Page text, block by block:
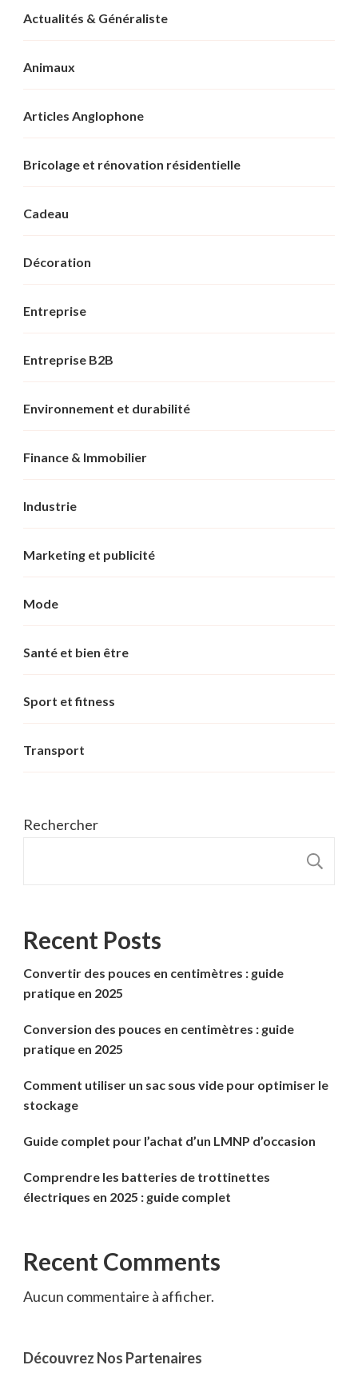
Actualités & Généraliste
Animaux
Articles Anglophone
Bricolage et rénovation résidentielle
Cadeau
Décoration
Entreprise
Entreprise B2B
Environnement et durabilité
Finance & Immobilier
Industrie
Marketing et publicité
Mode
Santé et bien être
Sport et fitness
Transport
Rechercher
Recent Posts
Convertir des pouces en centimètres : guide
pratique en 2025
Conversion des pouces en centimètres : guide
pratique en 2025
Comment utiliser un sac sous vide pour optimiser le
stockage
Guide complet pour l’achat d’un LMNP d’occasion
Comprendre les batteries de trottinettes
électriques en 2025 : guide complet
Recent Comments
Aucun commentaire à afficher.
Découvrez Nos Partenaires